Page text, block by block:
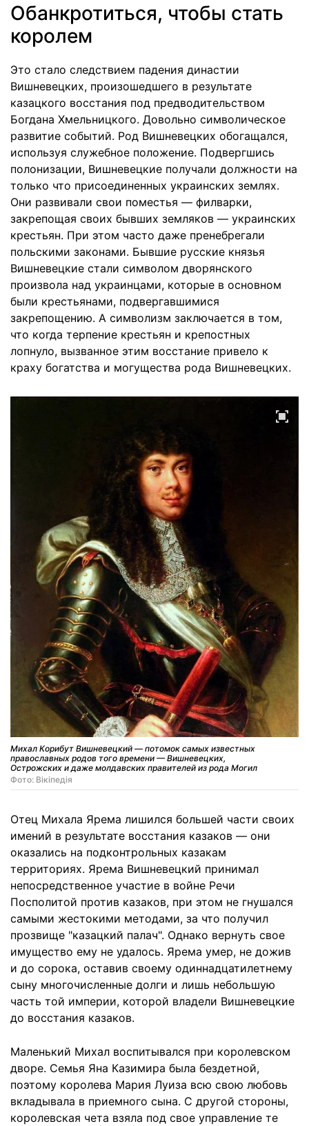
Обанкротиться, чтобы стать
королем
Это стало следствием падения династии
Вишневецких, произошедшего в результате
казацкого восстания под предводительством
Богдана Хмельницкого. Довольно символическое
развитие событий. Род Вишневецких обогащался,
используя служебное положение. Подвергшись
полонизации, Вишневецкие получали должности на
только что присоединенных украинских землях.
Они развивали свои поместья — филварки,
закрепощая своих бывших земляков — украинских
крестьян. При этом часто даже пренебрегали
польскими законами. Бывшие русские князья
Вишневецкие стали символом дворянского
произвола над украинцами, которые в основном
были крестьянами, подвергавшимися
закрепощению. А символизм заключается в том,
что когда терпение крестьян и крепостных
лопнуло, вызванное этим восстание привело к
краху богатства и могущества рода Вишневецких.
Михал Корибут Вишневецкий — потомок самых известных
православных родов того времени — Вишневецких,
Острожских и даже молдавских правителей из рода Могил
Фото: Вікіпедія
Отец Михала Ярема лишился большей части своих
имений в результате восстания казаков — они
оказались на подконтрольных казакам
территориях. Ярема Вишневецкий принимал
непосредственное участие в войне Речи
Посполитой против казаков, при этом не гнушался
самыми жестокими методами, за что получил
прозвище "казацкий палач". Однако вернуть свое
имущество ему не удалось. Ярема умер, не дожив
и до сорока, оставив своему одиннадцатилетнему
сыну многочисленные долги и лишь небольшую
часть той империи, которой владели Вишневецкие
до восстания казаков.
Маленький Михал воспитывался при королевском
дворе. Семья Яна Казимира была бездетной,
поэтому королева Мария Луиза всю свою любовь
вкладывала в приемного сына. С другой стороны,
королевская чета взяла под свое управление те